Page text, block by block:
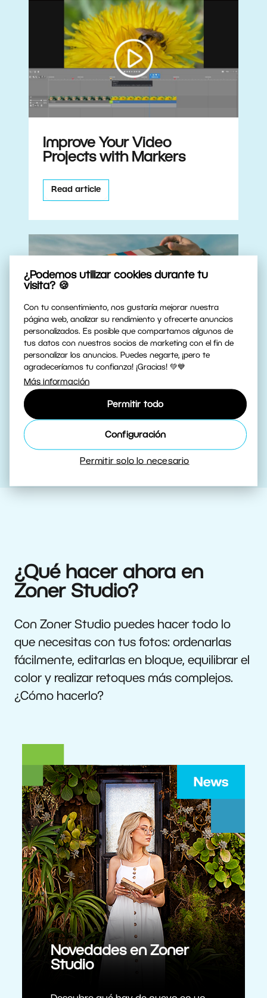
¿Podemos utilizar cookies durante tu
visita? 🍪
Con tu consentimiento, nos gustaría mejorar nuestra
página web, analizar su rendimiento y ofrecerte anuncios
personalizados. Es posible que compartamos algunos de
tus datos con nuestros socios de marketing con el fin de
personalizar los anuncios. Puedes negarte, ¡pero te
agradeceríamos tu confianza! ¡Gracias! 💚💙
Más información
Permitir todo
Configuración
Permitir solo lo necesario
Improve Your Video
Projects with Markers
Read article
Video and Sound Design:
Improve Your Videos by
Adding Audio
¿Qué hacer ahora en
Zoner Studio?
Con Zoner Studio puedes hacer todo lo
que necesitas con tus fotos: ordenarlas
fácilmente, editarlas en bloque, equilibrar el
color y realizar retoques más complejos.
¿Cómo hacerlo?
Novedades en Zoner
Studio